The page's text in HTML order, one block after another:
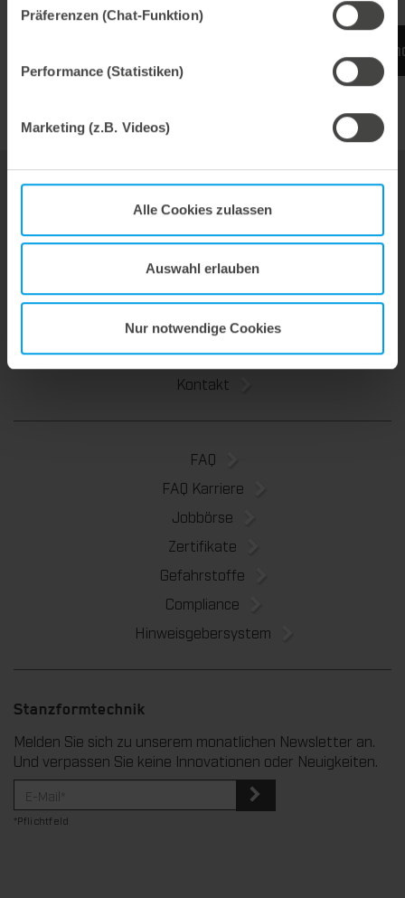
Präferenzen (Chat-Funktion)
Performance (Statistiken)
Marketing (z.B. Videos)
Alle Cookies zulassen
Auswahl erlauben
Nur notwendige Cookies
Mehr Informationen finden Sie auf dem
Werkzeuge
Service & Beratung
Über uns
Marbach Academy
News
Nachhaltigkeit
Kontakt
FAQ
FAQ Karriere
Jobbörse
Zertifikate
Gefahrstoffe
Compliance
Hinweisgebersystem
Stanzformtechnik
Melden Sie sich zu unserem monatlichen Newsletter an.
Und verpassen Sie keine Innovationen oder Neuigkeiten.
*Pflichtfeld